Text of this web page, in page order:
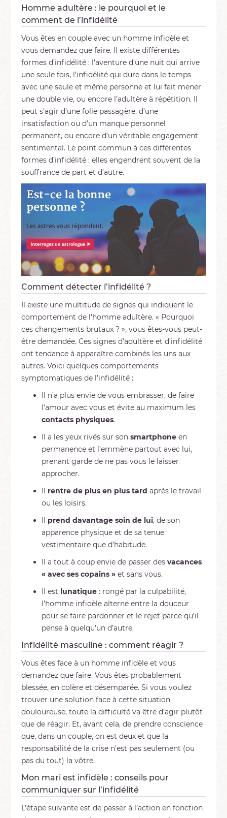
Homme adultère : le pourquoi et le
comment de l’infidélité
Vous êtes en couple avec un homme infidèle et
vous demandez que faire. Il existe différentes
formes d’infidélité : l’aventure d’une nuit qui arrive
une seule fois, l’infidélité qui dure dans le temps
avec une seule et même personne et lui fait mener
une double vie, ou encore l’adultère à répétition. Il
peut s’agir d’une folie passagère, d’une
insatisfaction ou d’un manque personnel
permanent, ou encore d’un véritable engagement
sentimental. Le point commun à ces différentes
formes d’infidélité : elles engendrent souvent de la
souffrance de part et d’autre.
Comment détecter l’infidélité ?
Il existe une multitude de signes qui indiquent le
comportement de l’homme adultère. « Pourquoi
ces changements brutaux ? », vous êtes-vous peut-
être demandée. Ces signes d’adultère et d’infidélité
ont tendance à apparaître combinés les uns aux
autres. Voici quelques comportements
symptomatiques de l’infidélité :
Il n’a plus envie de vous embrasser, de faire
l’amour avec vous et évite au maximum les
contacts physiques.
Il a les yeux rivés sur son smartphoneen
permanence et l’emmène partout avec lui,
prenant garde de ne pas vous le laisser
approcher.
Il rentre de plus en plus tard après le travail
ou les loisirs.
Il prend davantage soin de lui, de son
apparence physique et de sa tenue
vestimentaire que d’habitude.
Il a tout à coup envie de passer des vacances
« avec ses copains »et sans vous.
Il est lunatique: rongé par la culpabilité,
l’homme infidèle alterne entre la douceur
pour se faire pardonner et le rejet parce qu’il
pense à quelqu’un d’autre.
Infidélité masculine : comment réagir ?
Vous êtes face à un homme infidèle et vous
demandez que faire. Vous êtes probablement
blessée, en colère et désemparée. Si vous voulez
trouver une solution face à cette situation
douloureuse, toute la difficulté va être d’agir plutôt
que de réagir. Et, avant cela, de prendre conscience
que, dans un couple, on est deux et que la
responsabilité de la crise n’est pas seulement (ou
pas du tout) la vôtre.
Mon mari est infidèle : conseils pour
communiquer sur l’infidélité
L’étape suivante est de passer à l’action en fonction